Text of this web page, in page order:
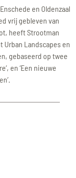
en Oldenzaal
vrij gebleven van
heeft Strootman
Urban Landscapes en
gebaseerd op twee
en ‘Een nieuwe